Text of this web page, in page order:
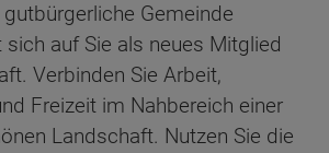
Gemeinde
auf Sie als neues Mitglied
Verbinden Sie Arbeit,
Freizeit im Nahbereich einer
Landschaft. Nutzen Sie die